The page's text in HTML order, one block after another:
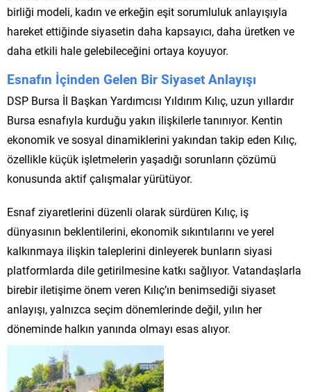
birliği modeli, kadın ve erkeğin eşit sorumluluk anlayışıyla
hareket ettiğinde siyasetin daha kapsayıcı, daha üretken ve
daha etkili hale gelebileceğini ortaya koyuyor.
Esnafın İçinden Gelen Bir Siyaset Anlayışı
DSP Bursa İl Başkan Yardımcısı Yıldırım Kılıç, uzun yıllardır
Bursa esnafıyla kurduğu yakın ilişkilerle tanınıyor. Kentin
ekonomik ve sosyal dinamiklerini yakından takip eden Kılıç,
özellikle küçük işletmelerin yaşadığı sorunların çözümü
konusunda aktif çalışmalar yürütüyor.
Esnaf ziyaretlerini düzenli olarak sürdüren Kılıç, iş
dünyasının beklentilerini, ekonomik sıkıntılarını ve yerel
kalkınmaya ilişkin taleplerini dinleyerek bunların siyasi
platformlarda dile getirilmesine katkı sağlıyor. Vatandaşlarla
birebir iletişime önem veren Kılıç’ın benimsediği siyaset
anlayışı, yalnızca seçim dönemlerinde değil, yılın her
döneminde halkın yanında olmayı esas alıyor.